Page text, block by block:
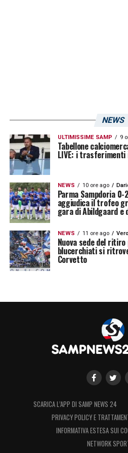
NEWS
ULTIMISSIME SAMP 9
Tabellone
LIVE: i
NEWS 10 ore ago
Parma Sampdoria
aggiudica il trofeo
gara di Abildgaard e
NEWS 11 ore ago
Nuova sede del
blucerchiati si
Corvetto
SCARICA L’APP DI SAMP NEWS 24
PRIVACY POLICY E
INFORMATIVA ESTESA SUI
NETWORK